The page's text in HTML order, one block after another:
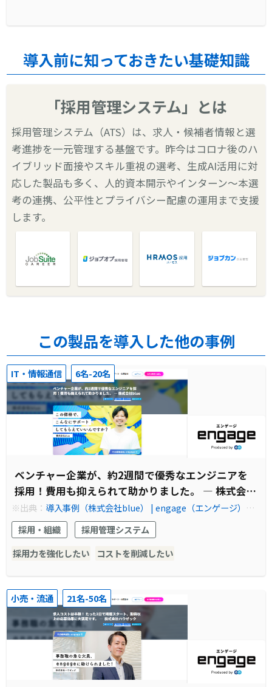
導入前に知っておきたい基礎知識
「採用管理システム」とは
採用管理システム（ATS）は、求人・候補者情報と選
考進捗を一元管理する基盤です。昨今はコロナ後のハ
イブリッド面接やスキル重視の選考、生成AI活用に対
応した製品も多く、人的資本開示やインターン〜本選
考の連携、公平性とプライバシー配慮の運用まで支援
します。
この製品を導入した他の事例
IT・情報通信 6名-20名
ベンチャー企業が、約2週間で優秀なエンジニアを
採用！費用も抑えられて助かりました。 ― 株式会社
blue
※出典： 導入事例（株式会社blue） | engage（エンゲージ）国
内No.1の採用支援ツール | エン・ジャパン株式会社
採用・組織
採用管理システム
採用力を強化したい
コストを削減したい
小売・流通 21名-50名